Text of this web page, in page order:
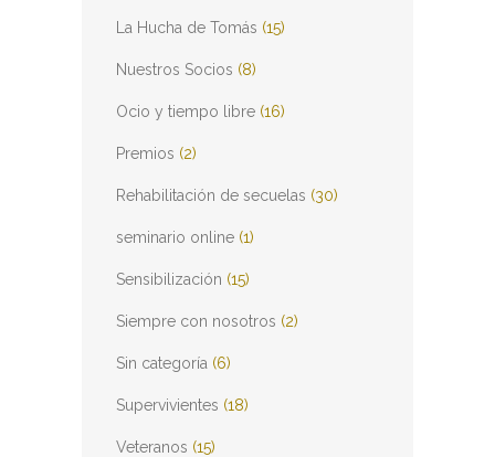
La Hucha de Tomás (15)
Nuestros Socios (8)
Ocio y tiempo libre (16)
Premios (2)
Rehabilitación de secuelas (30)
seminario online (1)
Sensibilización (15)
Siempre con nosotros (2)
Sin categoría (6)
Supervivientes (18)
Veteranos (15)